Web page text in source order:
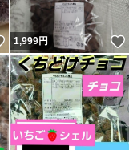
いいね！
1,999円